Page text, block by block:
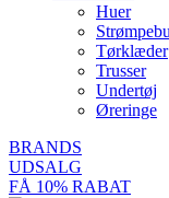
Huer
Tørklæder
Trusser
Undertøj
Øreringe
BRANDS
UDSALG
FÅ 10% RABAT